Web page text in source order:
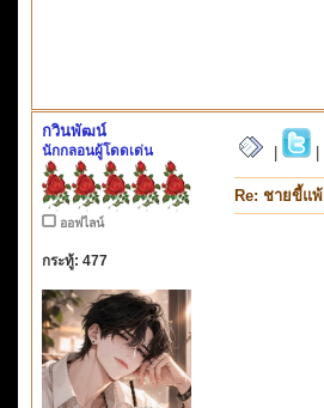
กวินพัฒน์
นักกลอนผู้โดดเด่น
ออฟไลน์
กระทู้: 477
Re: ชายขี้แพ้